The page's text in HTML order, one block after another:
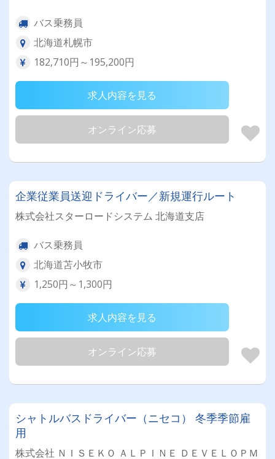
バス乗務員
北海道札幌市
182,710円～195,200円
求人内容を見る
オンライン応募
企業従業員送迎ドライバー／新規運行ルート
株式会社スターロードシステム 北海道支店
バス乗務員
北海道苫小牧市
1,250円～1,300円
求人内容を見る
オンライン応募
シャトルバスドライバー（ニセコ） 冬季季節雇
用
株式会社 ＮＩＳＥＫＯ ＡＬＰＩＮＥ ＤＥＶＥＬＯＰＭ